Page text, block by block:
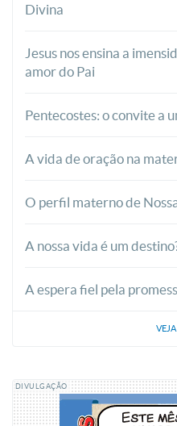
Divina
Jesus nos ensina a
amor do Pai
Pentecostes: o convite a
A vida de oração na
O perfil materno de
A nossa vida é um
A espera fiel pela
DIVULGAÇÃO